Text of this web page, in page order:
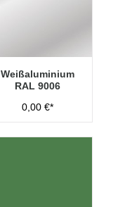
Weißaluminium
RAL 9006
0,00 €*